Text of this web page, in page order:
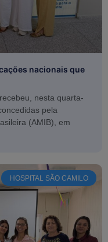
nacionais que
nesta quarta-
pela
(AMIB), em
HOSPITAL SÃO CAMILO